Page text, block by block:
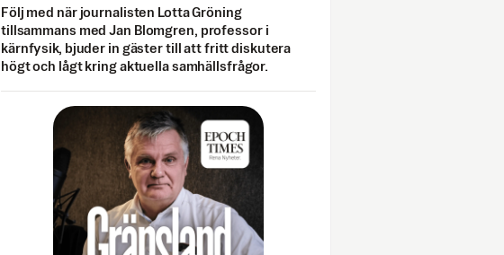
Följ med när journalisten Lotta Gröning
tillsammans med Jan Blomgren, professor i
kärnfysik, bjuder in gäster till att fritt diskutera
högt och lågt kring aktuella samhällsfrågor.